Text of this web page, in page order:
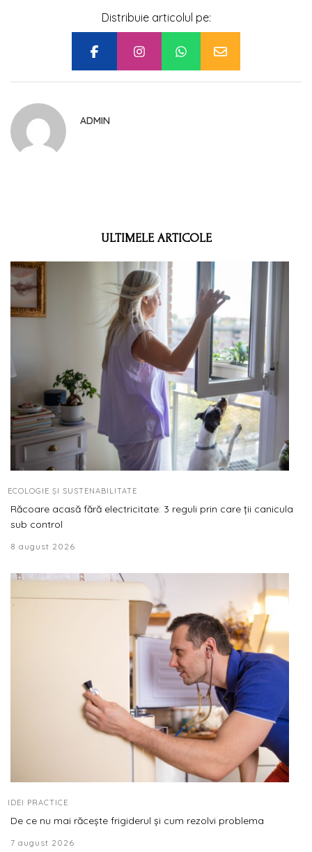
Distribuie articolul pe:
ADMIN
ULTIMELE ARTICOLE
ECOLOGIE ȘI SUSTENABILITATE
Răcoare acasă fără electricitate: 3 reguli prin care ții canicula
sub control
8 august 2026
IDEI PRACTICE
De ce nu mai răcește frigiderul și cum rezolvi problema
7 august 2026